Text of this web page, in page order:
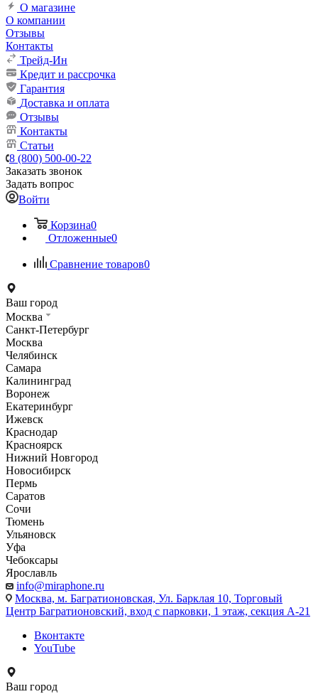
О магазине
О компании
Отзывы
Контакты
Трейд-Ин
Кредит и рассрочка
Гарантия
Доставка и оплата
Отзывы
Контакты
Статьи
8 (800) 500-00-22
Заказать звонок
Задать вопрос
Войти
Корзина0
Отложенные0
Сравнение товаров0
Ваш город
Москва
Санкт-Петербург
Москва
Челябинск
Самара
Калининград
Воронеж
Екатеринбург
Ижевск
Краснодар
Красноярск
Нижний Новгород
Новосибирск
Пермь
Саратов
Сочи
Тюмень
Ульяновск
Уфа
Чебоксары
Ярославль
info@miraphone.ru
Москва, м. Багратионовская, Ул. Барклая 10, Торговый
Центр Багратионовский, вход с парковки, 1 этаж, секция А-21
Вконтакте
YouTube
Ваш город